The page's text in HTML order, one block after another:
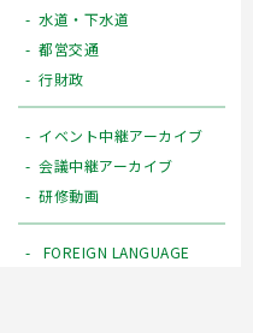
水道・下水道
都営交通
行財政
イベント中継アーカイブ
会議中継アーカイブ
研修動画
FOREIGN LANGUAGE